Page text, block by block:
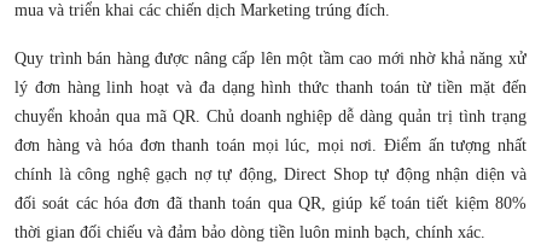
mua và triển khai các chiến dịch Marketing trúng đích.
Quy trình bán hàng được nâng cấp lên một tầm cao mới nhờ khả năng xử
lý đơn hàng linh hoạt và đa dạng hình thức thanh toán từ tiền mặt đến
chuyển khoản qua mã QR. Chủ doanh nghiệp dễ dàng quản trị tình trạng
đơn hàng và hóa đơn thanh toán mọi lúc, mọi nơi. Điểm ấn tượng nhất
chính là công nghệ gạch nợ tự động, Direct Shop tự động nhận diện và
đối soát các hóa đơn đã thanh toán qua QR, giúp kế toán tiết kiệm 80%
thời gian đối chiếu và đảm bảo dòng tiền luôn minh bạch, chính xác.